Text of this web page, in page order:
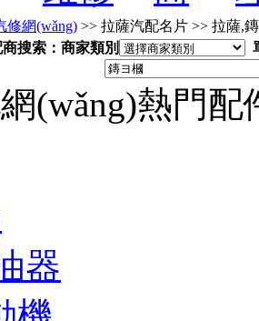
修網(wǎng) >> 拉薩汽配名片 >> 拉薩,
搜索：商家類別
(wǎng)熱門
器